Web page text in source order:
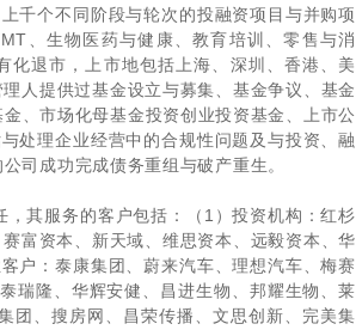
千个不同阶段与轮次的投融资项目与并购项
、生物医药与健康、教育培训、零售与消
化退市，上市地包括上海、深圳、香港、美
人提供过基金设立与募集、基金争议、基金
、市场化母基金投资创业投资基金、上市公
处理企业经营中的合规性问题及与投资、融
司成功完成债务重组与破产重生。
其服务的客户包括：（1）投资机构：红杉
富资本、新天域、维思资本、远毅资本、华
户：泰康集团、蔚来汽车、理想汽车、梅赛
瑞隆、华辉安健、昌进生物、邦耀生物、莱
团、搜房网、昌荣传播、文思创新、完美集